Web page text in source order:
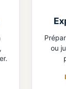
ou